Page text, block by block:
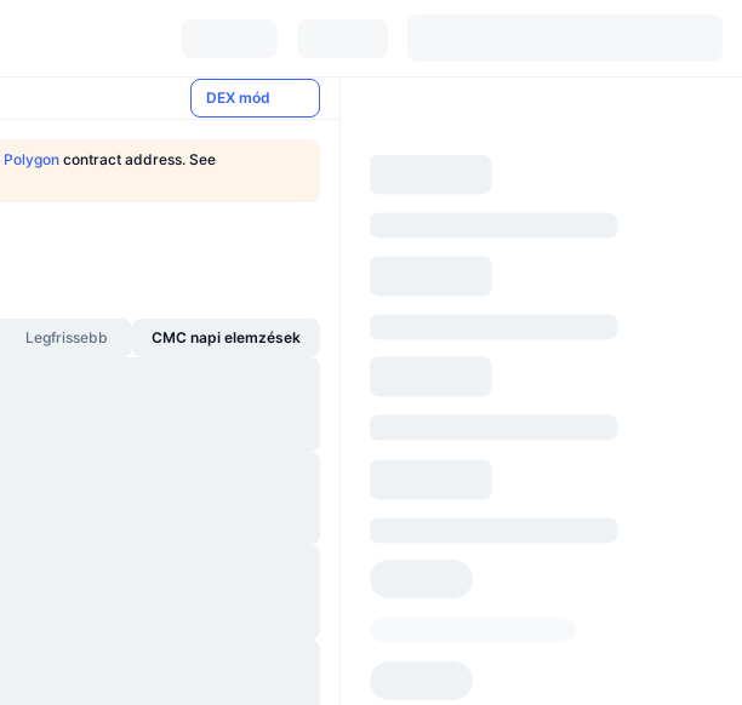
DEX mód
Polygon contract address. See
Legfrissebb CMC napi elemzések